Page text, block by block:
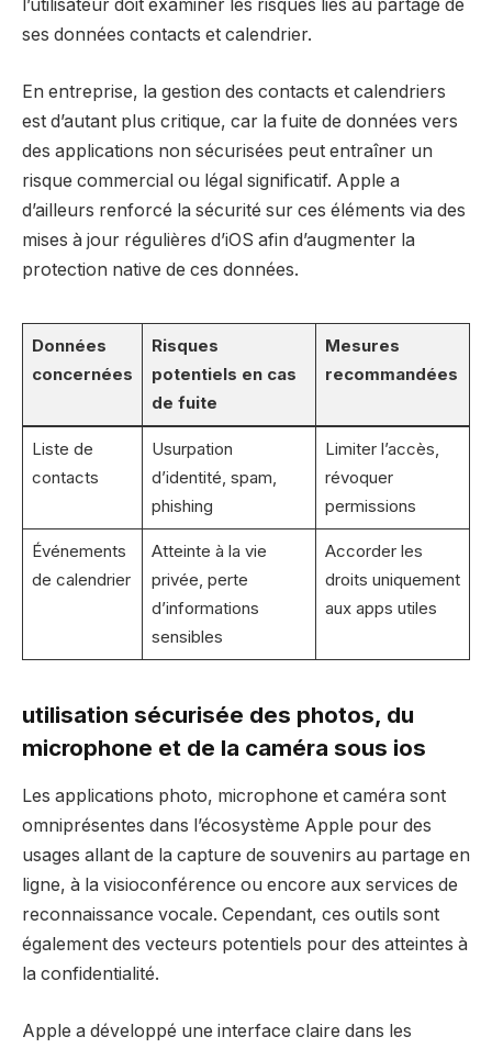
l’utilisateur doit examiner les risques liés au partage de
ses données contacts et calendrier.
En entreprise, la gestion des contacts et calendriers
est d’autant plus critique, car la fuite de données vers
des applications non sécurisées peut entraîner un
risque commercial ou légal significatif. Apple a
d’ailleurs renforcé la sécurité sur ces éléments via des
mises à jour régulières d’iOS afin d’augmenter la
protection native de ces données.
Données
concernées
Risques
potentiels en cas
de fuite
Mesures
recommandées
Liste de
contacts
Usurpation
d’identité, spam,
phishing
Limiter l’accès,
révoquer
permissions
Événements
de calendrier
Atteinte à la vie
privée, perte
d’informations
sensibles
Accorder les
droits uniquement
aux apps utiles
utilisation sécurisée des photos, du
microphone et de la caméra sous ios
Les applications photo, microphone et caméra sont
omniprésentes dans l’écosystème Apple pour des
usages allant de la capture de souvenirs au partage en
ligne, à la visioconférence ou encore aux services de
reconnaissance vocale. Cependant, ces outils sont
également des vecteurs potentiels pour des atteintes à
la confidentialité.
Apple a développé une interface claire dans les